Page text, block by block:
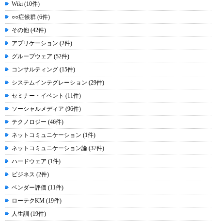
Wiki (10件)
○○症候群 (6件)
その他 (42件)
アプリケーション (2件)
グループウェア (52件)
コンサルティング (15件)
システムインテグレーション (29件)
セミナー・イベント (11件)
ソーシャルメディア (96件)
テクノロジー (46件)
ネットコミュニケーション (1件)
ネットコミュニケーション論 (37件)
ハードウェア (1件)
ビジネス (2件)
ベンダー評価 (11件)
ローテクKM (19件)
人生訓 (19件)